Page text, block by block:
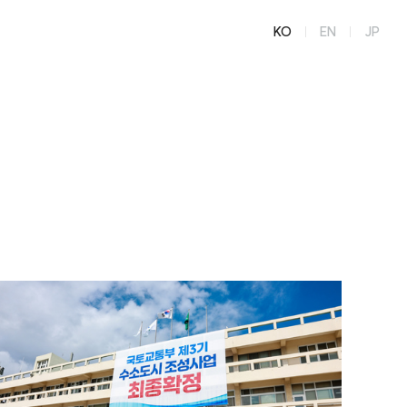
KO EN JP